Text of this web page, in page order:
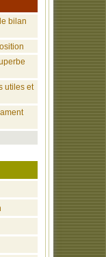
bilan
utiles et